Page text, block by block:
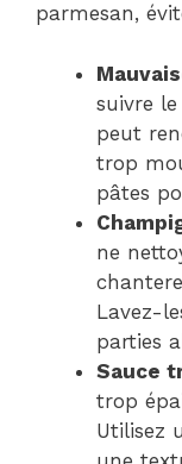
parmesan,
suivre
peut
trop
pâtes
ne
Lavez-
parties
Sauce
trop
Utilisez